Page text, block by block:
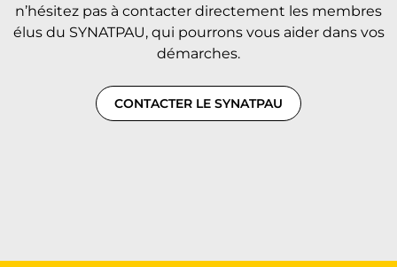
n’hésitez pas à contacter directement les membres
élus du SYNATPAU, qui pourrons vous aider dans vos
démarches.
CONTACTER LE SYNATPAU